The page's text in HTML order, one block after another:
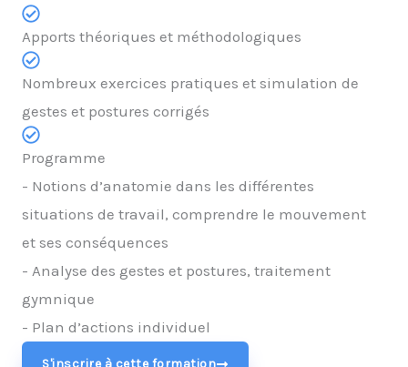
Apports théoriques et méthodologiques
Nombreux exercices pratiques et simulation de
gestes et postures corrigés
Programme
- Notions d’anatomie dans les différentes
situations de travail, comprendre le mouvement
et ses conséquences
- Analyse des gestes et postures, traitement
gymnique
- Plan d’actions individuel
S'inscrire à cette formation